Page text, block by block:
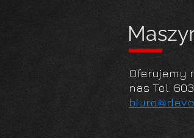
Oferujemy
nas Tel: